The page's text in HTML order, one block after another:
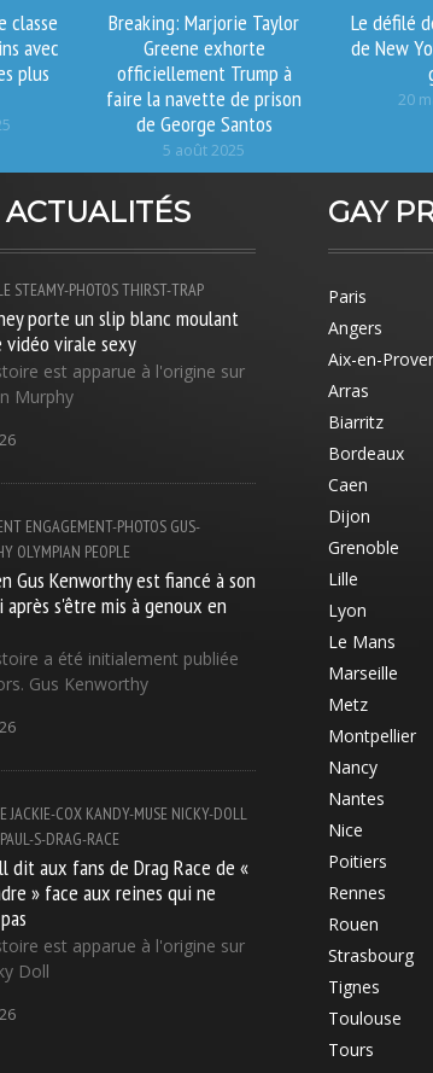
classe
avec
plus
Breaking: Marjorie Taylor
Greene exhorte
officiellement Trump à
faire la navette de prison
de George Santos
5 août 2025
Le défilé
de New
20
STEAMY-PHOTOSTHIRST-TRAP
porte un slip blanc moulant
vidéo virale sexy
est apparue à l'origine sur
Murphy
ENGAGEMENT-PHOTOS GUS-
OLYMPIAN PEOPLE
Gus Kenworthy est fiancé à son
s'être mis à genoux en
a été initialement publiée
Gus Kenworthy
JACKIE-COX KANDY-MUSE NICKY-DOLL
S-DRAG-RACE
dit aux fans de Drag Race de «
» face aux reines qui ne
est apparue à l'origine sur
Doll
GAY
Paris
Angers
Aix-en-
Arras
Biarritz
Bordeaux
Caen
Dijon
Grenoble
Lille
Lyon
Le Mans
Marseille
Metz
Montpellier
Nancy
Nantes
Nice
Poitiers
Rennes
Rouen
Strasbourg
Tignes
Toulouse
Tours